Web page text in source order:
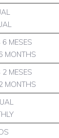
MESES
MONTHS
MESES
MONTHS